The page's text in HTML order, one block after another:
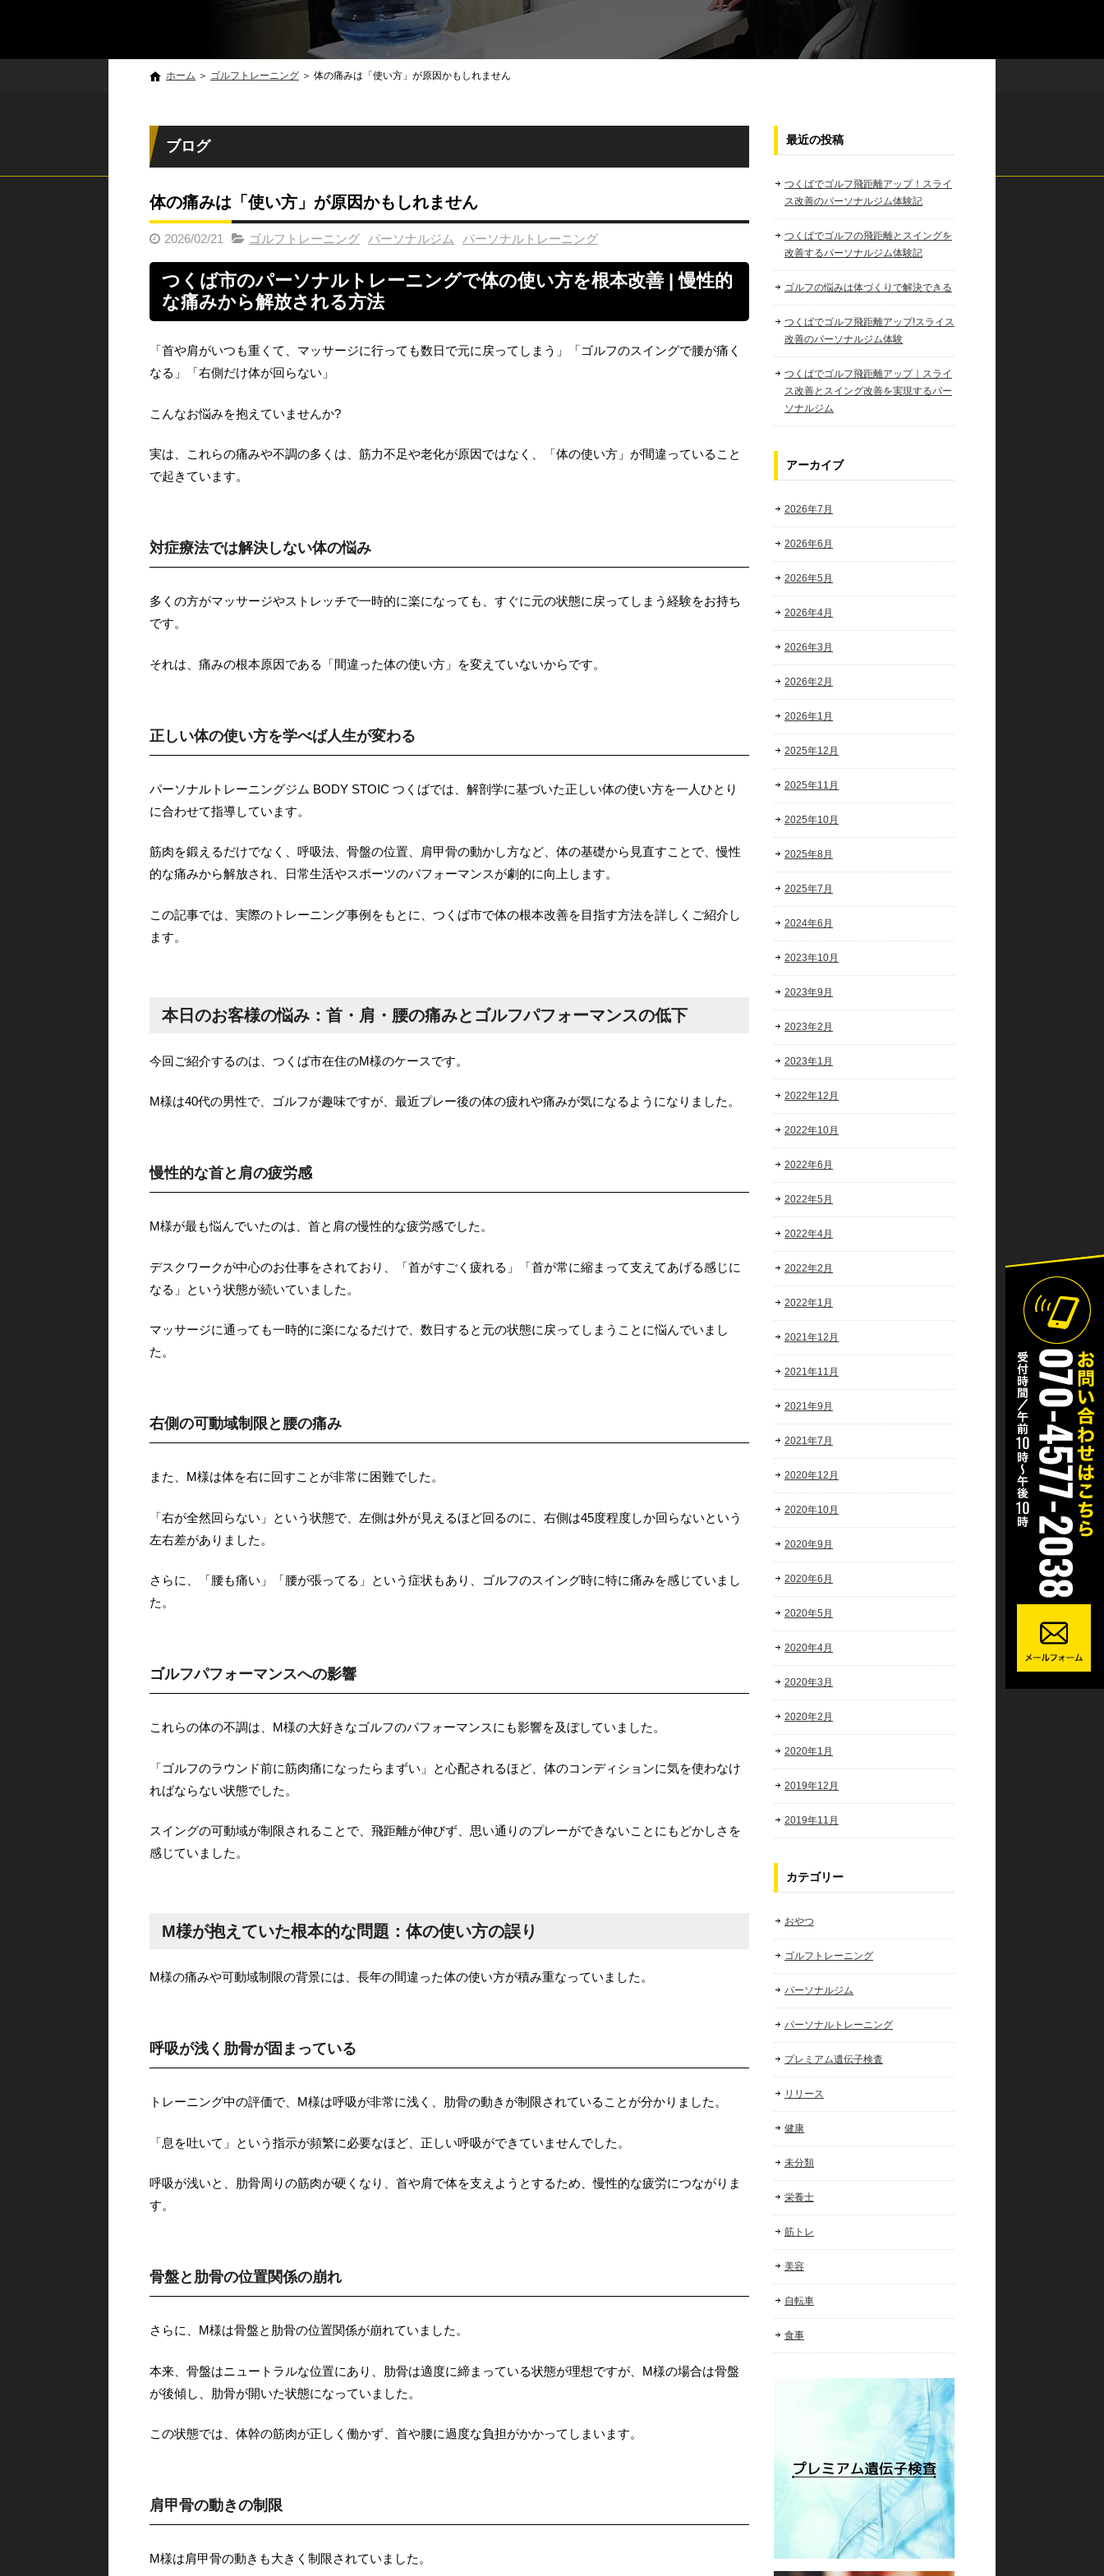
ホーム ＞ ゴルフトレーニング ＞ 体の痛みは「使い方」が原因かもしれません
ブログ
体の痛みは「使い方」が原因かもしれません
2026/02/21 ゴルフトレーニング パーソナルジム パーソナルトレーニング
つくば市のパーソナルトレーニングで体の使い方を根本改善 | 慢性的
な痛みから解放される方法
「首や肩がいつも重くて、マッサージに行っても数日で元に戻ってしまう」「ゴルフのスイングで腰が痛く
なる」「右側だけ体が回らない」
こんなお悩みを抱えていませんか?
実は、これらの痛みや不調の多くは、筋力不足や老化が原因ではなく、「体の使い方」が間違っていること
で起きています。
対症療法では解決しない体の悩み
多くの方がマッサージやストレッチで一時的に楽になっても、すぐに元の状態に戻ってしまう経験をお持ち
です。
それは、痛みの根本原因である「間違った体の使い方」を変えていないからです。
正しい体の使い方を学べば人生が変わる
パーソナルトレーニングジム BODY STOIC つくばでは、解剖学に基づいた正しい体の使い方を一人ひとり
に合わせて指導しています。
筋肉を鍛えるだけでなく、呼吸法、骨盤の位置、肩甲骨の動かし方など、体の基礎から見直すことで、慢性
的な痛みから解放され、日常生活やスポーツのパフォーマンスが劇的に向上します。
この記事では、実際のトレーニング事例をもとに、つくば市で体の根本改善を目指す方法を詳しくご紹介し
ます。
本日のお客様の悩み：首・肩・腰の痛みとゴルフパフォーマンスの低下
今回ご紹介するのは、つくば市在住のM様のケースです。
M様は40代の男性で、ゴルフが趣味ですが、最近プレー後の体の疲れや痛みが気になるようになりました。
慢性的な首と肩の疲労感
M様が最も悩んでいたのは、首と肩の慢性的な疲労感でした。
デスクワークが中心のお仕事をされており、「首がすごく疲れる」「首が常に縮まって支えてあげる感じに
なる」という状態が続いていました。
マッサージに通っても一時的に楽になるだけで、数日すると元の状態に戻ってしまうことに悩んでいまし
た。
右側の可動域制限と腰の痛み
また、M様は体を右に回すことが非常に困難でした。
「右が全然回らない」という状態で、左側は外が見えるほど回るのに、右側は45度程度しか回らないという
左右差がありました。
さらに、「腰も痛い」「腰が張ってる」という症状もあり、ゴルフのスイング時に特に痛みを感じていまし
た。
ゴルフパフォーマンスへの影響
これらの体の不調は、M様の大好きなゴルフのパフォーマンスにも影響を及ぼしていました。
「ゴルフのラウンド前に筋肉痛になったらまずい」と心配されるほど、体のコンディションに気を使わなけ
ればならない状態でした。
スイングの可動域が制限されることで、飛距離が伸びず、思い通りのプレーができないことにもどかしさを
感じていました。
M様が抱えていた根本的な問題：体の使い方の誤り
M様の痛みや可動域制限の背景には、長年の間違った体の使い方が積み重なっていました。
呼吸が浅く肋骨が固まっている
トレーニング中の評価で、M様は呼吸が非常に浅く、肋骨の動きが制限されていることが分かりました。
「息を吐いて」という指示が頻繁に必要なほど、正しい呼吸ができていませんでした。
呼吸が浅いと、肋骨周りの筋肉が硬くなり、首や肩で体を支えようとするため、慢性的な疲労につながりま
す。
骨盤と肋骨の位置関係の崩れ
さらに、M様は骨盤と肋骨の位置関係が崩れていました。
本来、骨盤はニュートラルな位置にあり、肋骨は適度に締まっている状態が理想ですが、M様の場合は骨盤
が後傾し、肋骨が開いた状態になっていました。
この状態では、体幹の筋肉が正しく働かず、首や腰に過度な負担がかかってしまいます。
肩甲骨の動きの制限
M様は肩甲骨の動きも大きく制限されていました。
最近の投稿
つくばでゴルフ飛距離アップ！スライ
ス改善のパーソナルジム体験記
つくばでゴルフの飛距離とスイングを
改善するパーソナルジム体験記
ゴルフの悩みは体づくりで解決できる
つくばでゴルフ飛距離アップ!スライス
改善のパーソナルジム体験
つくばでゴルフ飛距離アップ｜スライ
ス改善とスイング改善を実現するパー
ソナルジム
アーカイブ
2026年7月
2026年6月
2026年5月
2026年4月
2026年3月
2026年2月
2026年1月
2025年12月
2025年11月
2025年10月
2025年8月
2025年7月
2024年6月
2023年10月
2023年9月
2023年2月
2023年1月
2022年12月
2022年10月
2022年6月
2022年5月
2022年4月
2022年2月
2022年1月
2021年12月
2021年11月
2021年9月
2021年7月
2020年12月
2020年10月
2020年9月
2020年6月
2020年5月
2020年4月
2020年3月
2020年2月
2020年1月
2019年12月
2019年11月
カテゴリー
おやつ
ゴルフトレーニング
パーソナルジム
パーソナルトレーニング
プレミアム遺伝子検査
リリース
健康
未分類
栄養士
筋トレ
美容
自転車
食事